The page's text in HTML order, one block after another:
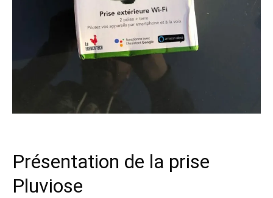
Présentation de la prise
Pluviose